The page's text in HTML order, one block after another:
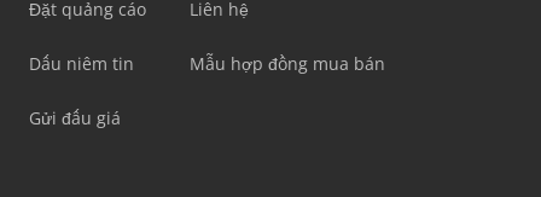
Đặt quảng cáo
Dấu niêm tin
Gửi đấu giá
Liên hệ
Mẫu hợp đồng mua bán